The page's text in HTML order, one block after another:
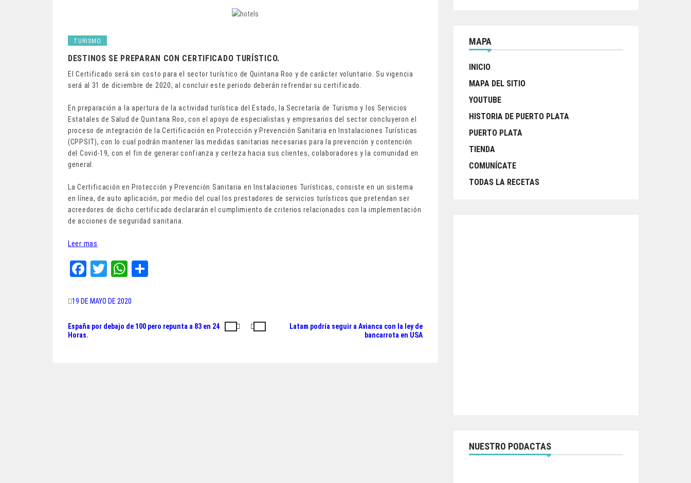
TURISMO
DESTINOS SE PREPARAN CON CERTIFICADO TURÍSTICO.
El Certificado será sin costo para el sector turístico de Quintana Roo y de carácter voluntario. Su vigencia
será al 31 de diciembre de 2020, al concluir este periodo deberán refrendar su certificado.
En preparación a la apertura de la actividad turística del Estado, la Secretaría de Turismo y los Servicios
Estatales de Salud de Quintana Roo, con el apoyo de especialistas y empresarios del sector concluyeron el
proceso de integración de la Certificación en Protección y Prevención Sanitaria en Instalaciones Turísticas
(CPPSIT), con lo cual podrán mantener las medidas sanitarias necesarias para la prevención y contención
del Covid-19, con el fin de generar confianza y certeza hacia sus clientes, colaboradores y la comunidad en
general.
La Certificación en Protección y Prevención Sanitaria en Instalaciones Turísticas, consiste en un sistema
en línea, de auto aplicación, por medio del cual los prestadores de servicios turísticos que pretendan ser
acreedores de dicho certificado declararán el cumplimiento de criterios relacionados con la implementación
de acciones de seguridad sanitaria.
Leer mas
Fa
bo
T
tt
er
W
ts
A
pp
19 DE MAYO DE 2020
Navegación
España por debajo de 100 pero repunta a 83 en 24
Horas.
Latam podría seguir a Avianca con la ley de
bancarrota en USA
MAPA
INICIO
MAPA DEL SITIO
YOUTUBE
HISTORIA DE PUERTO PLATA
PUERTO PLATA
TIENDA
COMUNÍCATE
TODAS LA RECETAS
NUESTRO PODACTAS